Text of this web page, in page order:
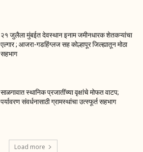
२१ जुलैला मुंबईत देवस्थान इनाम जमीनधारक शेतकऱ्यांचा
एल्गार ; आजरा-गडहिंग्लज सह कोल्हापूर जिल्ह्यातून मोठा
सहभाग
साळगावात स्थानिक प्रजातींच्या वृक्षांचे मोफत वाटप;
पर्यावरण संवर्धनासाठी ग्रामस्थांचा उत्स्फूर्त सहभाग
Load more